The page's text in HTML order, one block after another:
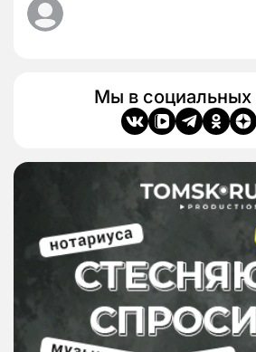
Мы в социальных